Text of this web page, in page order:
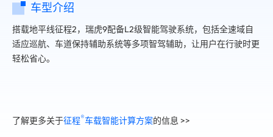
车型介绍
搭载地平线征程2，瑞虎9配备L2级智能驾驶系统，包括全速域自
适应巡航、车道保持辅助系统等多项智驾辅助，让用户在行驶时更
轻松省心。
了解更多关于征程®️车载智能计算方案的信息 >>